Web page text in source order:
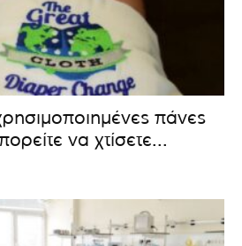
πάνες
να χτίσετε...